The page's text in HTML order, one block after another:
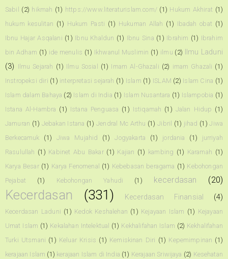
Sabil
(2) hikmah (1) https://www.literaturislam.com/ (1) Hukum Akhirat (1)
hukum kesulitan (1) Hukum Pasti (1) Hukuman Allah (1) Ibadah obat (1)
Ibnu Hajar Asqalani (1) Ibnu Khaldun (1) Ibnu Sina (1) Ibrahim (1) Ibrahim
bin Adham (1) ide menulis (1) Ikhwanul Muslimin (1) ilmu (2)
Ilmu Laduni
(3) Ilmu Sejarah (1) Ilmu Sosial (1) Imam Al-Ghazali (2) imam Ghazali (1)
Instropeksi diri (1) interpretasi sejarah (1) Islam (1) ISLAM (2) Islam Cina (1)
Islam dalam Bahaya (2) Islam di India (1) Islam Nusantara (1) Islampobia (1)
Istana Al-Hambra (1) Istana Penguasa (1) Istiqamah (1) Jalan Hidup (1)
Jamuran (1) Jebakan Istana (1) Jendral Mc Arthu (1) Jibril (1) jihad (1) Jiwa
Berkecamuk
(1) Jiwa Mujahid (1) Jogyakarta (1) jordania (1)
jurriyah
Rasulullah (1) Kabinet Abu Bakar (1) Kajian (1) kambing (1) Karamah (1)
Karya Besar (1) Karya Fenomenal (1) Kebebasan beragama (1) Kebohongan
Pejabat
(1) Kebohongan Yahudi (1) kecerdasan (20)
Kecerdasan (331) Kecerdasan Finansial (4)
Kecerdasan Laduni (1) Kedok Keshalehan (1) Kejayaan Islam (1) Kejayaan
Umat Islam (1) Kekalahan Intelektual (1) Kekhalifahan Islam (2) Kekhalifahan
Turki Utsmani (1) Keluar Krisis (1) Kemiskinan Diri (1) Kepemimpinan (1)
kerajaan Islam (1) kerajaan Islam di India (1) Kerajaan Sriwijaya (2) Kesehatan